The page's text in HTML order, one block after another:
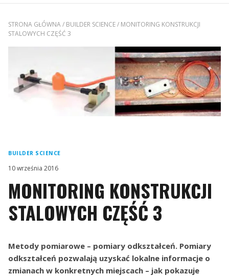
STRONA GŁÓWNA/ BUILDER SCIENCE/ MONITORING KONSTRUKCJI
STALOWYCH CZĘŚĆ 3
BUILDER SCIENCE
10 września 2016
MONITORING KONSTRUKCJI
STALOWYCH CZĘŚĆ 3
Metody pomiarowe – pomiary odkształceń. Pomiary
odkształceń pozwalają uzyskać lokalne informacje o
zmianach w konkretnych miejscach – jak pokazuje